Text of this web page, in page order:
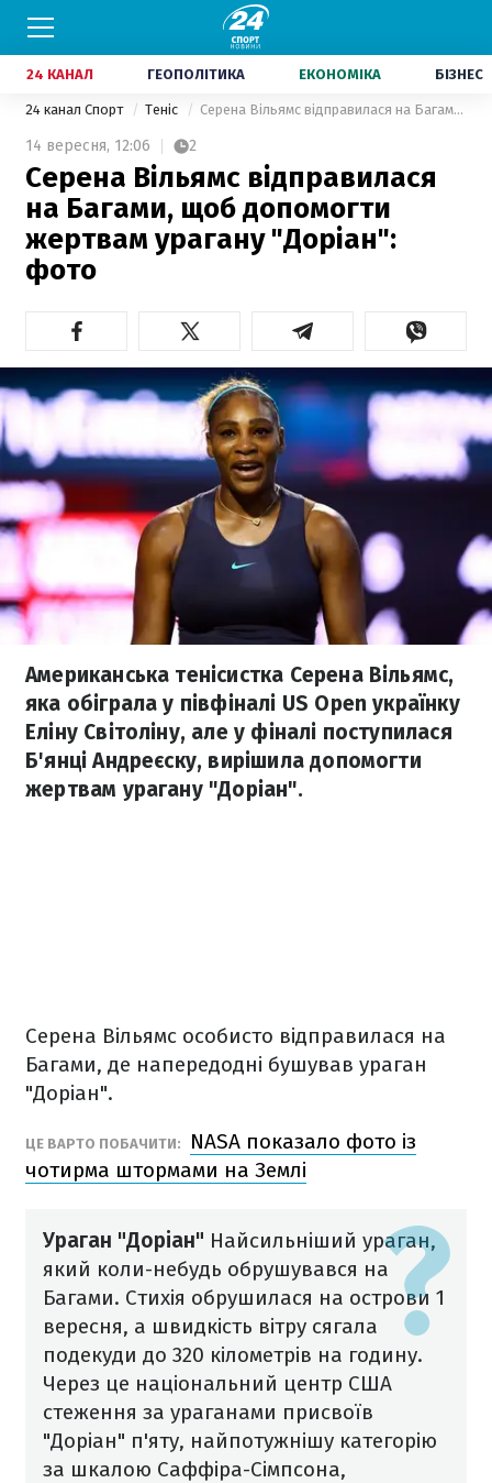
24 КАНАЛ ГЕОПОЛІТИКА ЕКОНОМІКА БІЗНЕС
24 канал Спорт Теніс Серена Вільямс відправилася на Багами, щоб допомогти жертвам урагану "Доріан": фото
14 вересня, 12:06 2
Серена Вільямс відправилася
на Багами, щоб допомогти
жертвам урагану "Доріан":
фото
Американська тенісистка Серена Вільямс,
яка обіграла у півфіналі US Open українку
Еліну Світоліну, але у фіналі поступилася
Б'янці Андреєску, вирішила допомогти
жертвам урагану "Доріан".
Серена Вільямс особисто відправилася на
Багами, де напередодні бушував ураган
"Доріан".
ЦЕ ВАРТО ПОБАЧИТИ:
NASA показало фото із
чотирма штормами на Землі
Ураган "Доріан" Найсильніший ураган,
який коли-небудь обрушувався на
Багами. Стихія обрушилася на острови 1
вересня, а швидкість вітру сягала
подекуди до 320 кілометрів на годину.
Через це національний центр США
стеження за ураганами присвоїв
"Доріан" п'яту, найпотужнішу категорію
за шкалою Саффіра-Сімпсона,